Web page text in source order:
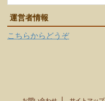
運営者情報
こちらからどうぞ